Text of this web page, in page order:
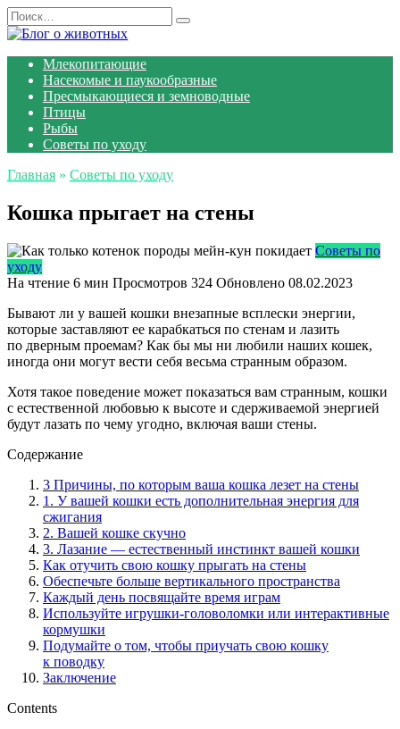
Перейти
к
Search
for:
Млекопитающие
Насекомые и паукообразные
Пресмыкающиеся и земноводные
Птицы
Рыбы
Советы по уходу
Главная » Советы по уходу
Кошка прыгает на стены
Советы по
уходу
На чтение 6 мин Просмотров 324 Обновлено 08.02.2023
Бывают ли у вашей кошки внезапные всплески энергии,
которые заставляют ее карабкаться по стенам и лазить
по дверным проемам? Как бы мы ни любили наших кошек,
иногда они могут вести себя весьма странным образом.
Хотя такое поведение может показаться вам странным, кошки
с естественной любовью к высоте и сдерживаемой энергией
будут лазать по чему угодно, включая ваши стены.
Содержание
3 Причины, по которым ваша кошка лезет на стены
1. У вашей кошки есть дополнительная энергия для
сжигания
2. Вашей кошке скучно
3. Лазание — естественный инстинкт вашей кошки
Как отучить свою кошку прыгать на стены
Обеспечьте больше вертикального пространства
Каждый день посвящайте время играм
Используйте игрушки-головоломки или интерактивные
кормушки
Подумайте о том, чтобы приучать свою кошку
к поводку
Заключение
Contents